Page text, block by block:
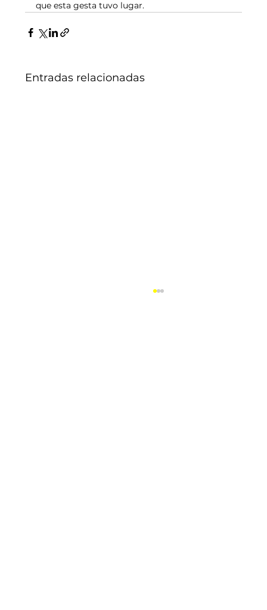
que esta gesta tuvo lugar.
Entradas relacionadas